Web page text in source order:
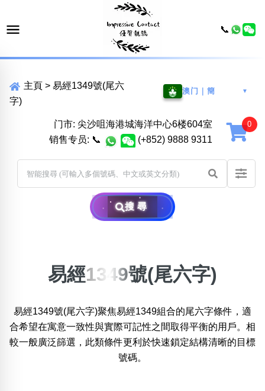
主頁 > 易經1349號(尾六
字)
澳门｜簡 ▼
门市: 尖沙咀海港城海洋中心6楼604室
销售专员: 📞 (+852) 9888 9311
搜尋
搜尋選項
位置:
一 二 四 五 六 七 八
易經1349號(尾六字)
易經1349號(尾六字)聚焦易經1349組合的尾六字條件，適
合希望在寓意一致性與實際可記性之間取得平衡的用戶。相
較一般廣泛篩選，此類條件更利於快速鎖定結構清晰的目標
號碼。
📞